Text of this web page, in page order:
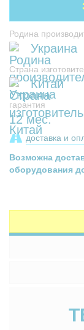
Родина
Украина
Страна
Китай
гарантия
12 мес.
доставка и
Возможна
оборудования